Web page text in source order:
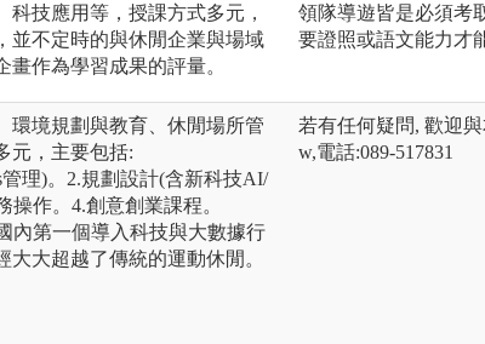
技應用等，授課方式多元，
並不定時的與休閒企業與場域
作為學習成果的評量。
領隊導遊皆是必須考
要證照或語文能力才
環境規劃與教育、休閒場所管
元，主要包括:
理)。2.規劃設計(含新科技AI/
作。4.創意創業課程。
內第一個導入科技與大數據行
大超越了傳統的運動休閒。
若有任何疑問, 歡迎
w,電話:089-517831